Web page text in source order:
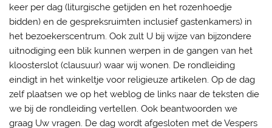
keer per dag (liturgische getijden en het rozenhoedje
bidden) en de gespreksruimten inclusief gastenkamers) in
het bezoekerscentrum. Ook zult U bij wijze van bijzondere
uitnodiging een blik kunnen werpen in de gangen van het
kloosterslot (clausuur) waar wij wonen. De rondleiding
eindigt in het winkeltje voor religieuze artikelen. Op de dag
zelf plaatsen we op het weblog de links naar de teksten die
we bij de rondleiding vertellen. Ook beantwoorden we
graag Uw vragen. De dag wordt afgesloten met de Vespers